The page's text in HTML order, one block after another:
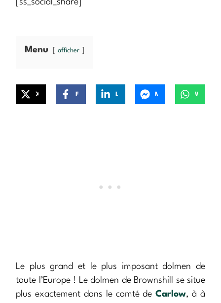
[ss_social_share]
Menu afficher
Le plus grand et le plus imposant dolmen de
toute l’Europe ! Le dolmen de Brownshill se situe
plus exactement dans le comté deCarlow, à à